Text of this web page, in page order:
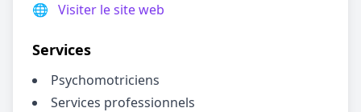
🌐 Visiter le site web
Services
Psychomotriciens
Services professionnels